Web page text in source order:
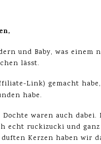
und Baby, was einem
lässt.
Link) gemacht
habe.
waren auch dabei.
echt ruckizucki und
Kerzen haben wir